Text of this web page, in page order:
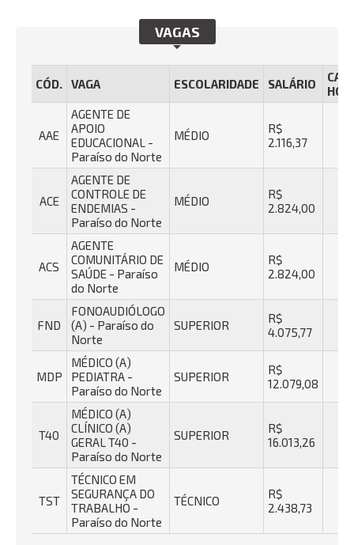
VAGAS
CÓD. VAGA ESCOLARIDADE SALÁRIO
AAE
AGENTE DE
APOIO
EDUCACIONAL -
Paraíso do Norte
MÉDIO
R$
2.116,37
ACE
AGENTE DE
CONTROLE DE
ENDEMIAS -
Paraíso do Norte
MÉDIO
R$
2.824,00
ACS
AGENTE
COMUNITÁRIO DE
SAÚDE - Paraíso
do Norte
MÉDIO
R$
2.824,00
FND
FONOAUDIÓLOGO
(A) - Paraíso do
Norte
SUPERIOR
R$
4.075,77
MDP
MÉDICO (A)
PEDIATRA -
Paraíso do Norte
SUPERIOR
R$
12.079,08
T40
MÉDICO (A)
CLÍNICO (A)
GERAL T40 -
Paraíso do Norte
SUPERIOR
R$
16.013,26
TST
TÉCNICO EM
SEGURANÇA DO
TRABALHO -
Paraíso do Norte
TÉCNICO
R$
2.438,73